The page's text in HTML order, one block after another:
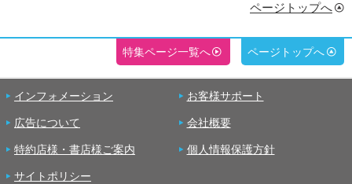
ページトップへ
特集ページ一覧へ ページトップへ
インフォメーション お客様サポート
広告について 会社概要
特約店様・書店様ご案内 個人情報保護方針
サイトポリシー